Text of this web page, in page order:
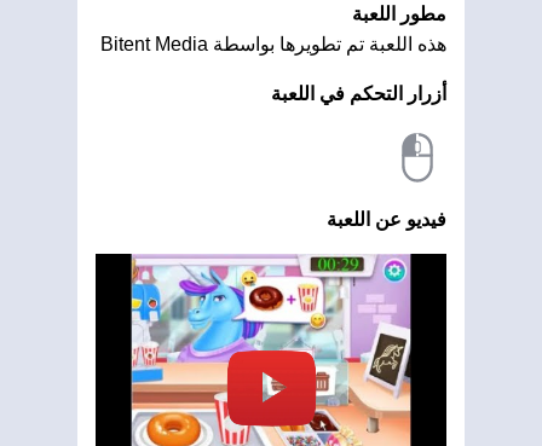
مطور اللعبة
هذه اللعبة تم تطويرها بواسطة Bitent Media
أزرار التحكم في اللعبة
فيديو عن اللعبة